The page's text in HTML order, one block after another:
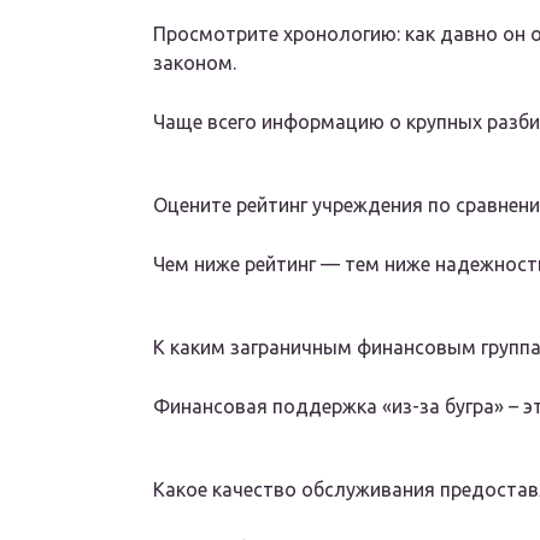
Просмотрите хронологию: как давно он
законом.
Чаще всего информацию о крупных
Оцените рейтинг учреждения по
Чем ниже рейтинг — тем ниже
К каким заграничным финансовым
Финансовая поддержка «из-за бугра» –
Какое качество обслуживания